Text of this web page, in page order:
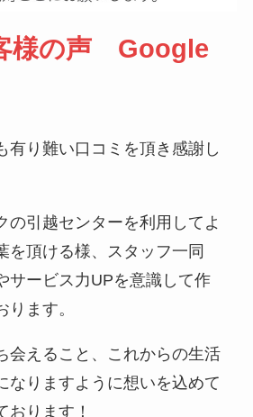
様の声 Google
有り難い口コミを頂き感謝し
の引越センターを利用してよ
を頂ける様、スタッフ一同
サービス力UPを意識して作
ます。
会えること、これからの生活
なりますように想いを込めて
おります！